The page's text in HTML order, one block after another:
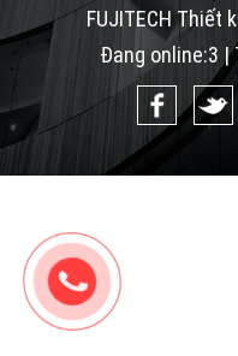
FUJITECH Thiết
Đang online:3 |